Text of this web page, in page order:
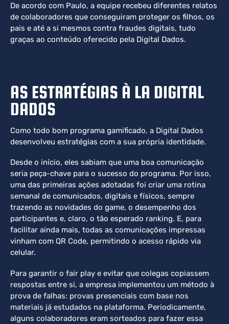
De acordo com Paulo, a equipe recebeu diferentes relatos
de colaboradores que conseguiram proteger os filhos, os
pais e até a si mesmos contra fraudes digitais, tudo
graças ao conteúdo oferecido pela Digital Dados.
AS ESTRATÉGIAS À LA DIGITAL
DADOS
Como todo bom programa gamificado, a Digital Dados
desenvolveu estratégias com a sua própria identidade.
Desde o início, eles sabiam que uma boa comunicação
seria peça-chave para o sucesso do programa. Por isso,
uma das primeiras ações adotadas foi criar uma rotina
semanal de comunicados, digitais e físicos, sempre
trazendo as novidades do game, o desempenho dos
participantes e, claro, o tão esperado ranking. E, para
facilitar ainda mais, todas as comunicações impressas
vinham com QR Code, permitindo o acesso rápido via
celular.
Para garantir o fair play e evitar que colegas copiassem
respostas entre si, a empresa implementou um método à
prova de falhas: provas presenciais com base nos
materiais já estudados na plataforma. Periodicamente,
alguns colaboradores eram sorteados para fazer essa